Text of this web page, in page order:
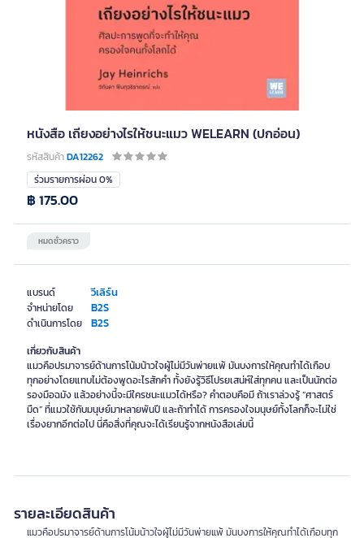
หนังสือ เถียงอย่างไรให้ชนะแมว WELEARN (ปกอ่อน)
รหัสสินค้าDA12262
แบรนด์ วีเลิร์น
จำหน่ายโดย B2S
ดำเนินการโดย B2S
ร่วมรายการผ่อน 0%
หมดชั่วคราว
฿ 175.00
เกี่ยวกับสินค้า
แมวคือปรมาจารย์ด้านการโน้มน้าวใจผู้ไม่มีวันพ่ายแพ้ มันบงการให้คุณทำได้เกือบ
ทุกอย่างโดยแทบไม่ต้องพูดอะไรสักคำ ทั้งยังรู้วิธีโปรยเสน่ห์ใส่ทุกคน และเป็นนักต่อ
รองมือฉมัง แล้วอย่างนี้จะมีใครชนะแมวได้หรือ? คำตอบคือมี ถ้าเราล่วงรู้ “ศาสตร์
มืด” ที่แมวใช้กับมนุษย์มาหลายพันปี และถ้าทำได้ การครองใจมนุษย์ทั้งโลกก็จะไม่ใช่
เรื่องยากอีกต่อไป นี่คือสิ่งที่คุณจะได้เรียนรู้จากหนังสือเล่มนี้
รายละเอียดสินค้า
แมวคือปรมาจารย์ด้านการโน้มน้าวใจผู้ไม่มีวันพ่ายแพ้ มันบงการให้คุณทำได้เกือบทุก